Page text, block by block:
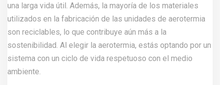
una larga vida útil. Además, la mayoría de los materiales
utilizados en la fabricación de las unidades de aerotermia
son reciclables, lo que contribuye aún más a la
sostenibilidad. Al elegir la aerotermia, estás optando por un
sistema con un ciclo de vida respetuoso con el medio
ambiente.